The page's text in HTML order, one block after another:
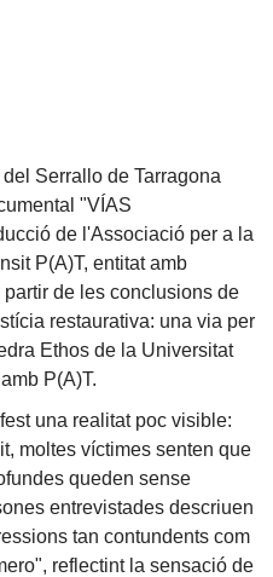
Serrallo de Tarragona
"VÍAS
de l'Associació per a la
P(A)T, entitat amb
de les conclusions de
restaurativa: una via per
Ethos de la Universitat
P(A)T.
una realitat poc visible:
moltes víctimes senten que
queden sense
entrevistades descriuen
tan contundents com
reflectint la sensació de